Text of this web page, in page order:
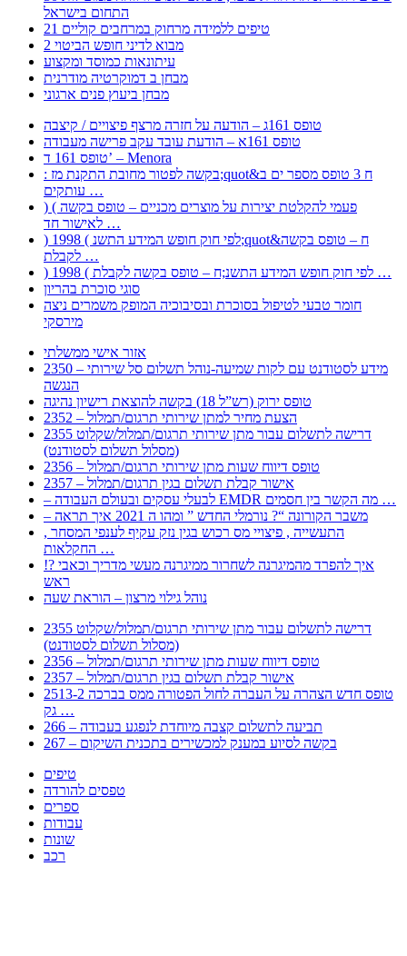
התחום בישראל
21 טיפים ללמידה מרחוק במרחבים קוליים
מבוא לדיני חופש הביטוי 2
עיתונאות כמוסד ומקצוע
מבחן ב דמוקרטיה מודרנית
מבחן ביעוץ פנים ארגוני
טופס 161ג – הודעה על חזרה מרצף פיצויים / קיצבה
טופס 161א – הודעת עובד עקב פרישה מעבודה
טופס 161 ד’ – Menora
: בקשה לפטור מחובת התקנת מז;quot&ח 3 טופס מספר ים ב
עותקים …
) ( פעמי להקלטת יצירות על מוצרים מכניים – טופס בקשה
לאישור חד …
) 1998 ( לפי חוק חופש המידע התשנ;quot&ח – טופס בקשה
לקבלת …
) 1998 ( לפי חוק חופש המידע התשנ;ח – טופס בקשה לקבלת …
סוגי סוכרת בהריון
חומר טבעי לטיפול בסוכרת ובסיבוכיה המופק משמרים ניצה
מירסקי
אזור אישי ממשלתי
2350 – מידע לסטודנט עם לקות שמיעה-נוהל תשלום סל שירותי
הנגשה
טופס ירוק (רש”ל 18) בקשה להוצאת רישיון נהיגה
2352 – הצעת מחיר למתן שירותי תרגום/תמלול
2355 דרישה לתשלום עבור מתן שירותי תרגום/תמלול/שקלוט
(מסלול תשלום לסטודנט)
2356 – טופס דיווח שעות מתן שירותי תרגום/תמלול
2357 – אישור קבלת תשלום בגין תרגום/תמלול
– לבעלי עסקים ובעולם העבודה EMDR מה הקשר בין חסמים …
– משבר הקורונה “? נורמלי החדש ” ומהו ה 2021 איך תראה
, התעשייה , פיצויי מס רכוש בגין נזק עקיף לענפי המסחר
החקלאות …
!? איך להפרד מהמיגרנה לשחרור ממיגרנה מעשי מדריך וכאבי
ראש
נוהל גילוי מרצון – הוראת שעה
2355 דרישה לתשלום עבור מתן שירותי תרגום/תמלול/שקלוט
(מסלול תשלום לסטודנט)
2356 – טופס דיווח שעות מתן שירותי תרגום/תמלול
2357 – אישור קבלת תשלום בגין תרגום/תמלול
2513-2 טופס חדש הצהרה על העברה לחול הפטורה ממס בברכה
גק …
266 – תביעה לתשלום קצבה מיוחדת לנפגע בעבודה
267 – בקשה לסיוע במענק למכשירים בתכנית השיקום
טיפים
טפסים להורדה
ספרים
עבודות
שונות
רכב